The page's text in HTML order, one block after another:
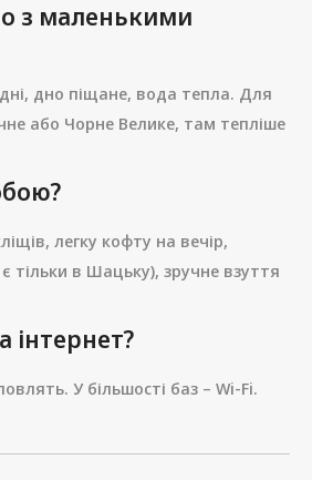
з маленькими
дно піщане, вода тепла. Для
або Чорне Велике, там тепліше
легку кофту на вечір,
тільки в Шацьку), зручне взуття
інтернет?
У більшості баз – Wi-Fi.